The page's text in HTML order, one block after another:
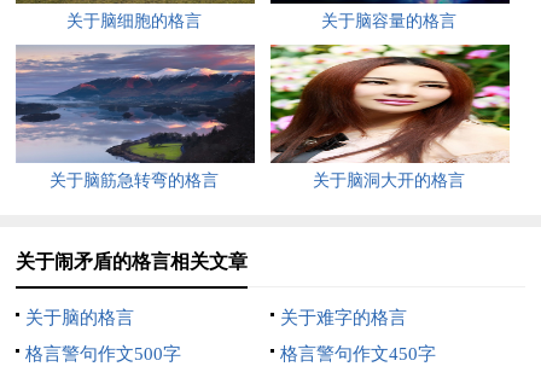
1、化干戈为玉帛——《淮南子·原道训》2、进一步头破血流，
退一步海阔天空。
——俗语3、 惟宽可以容人，惟厚可以载物。
——薛日宣4、生活中有许多这样的场合：你打算用忿恨去实现
的目标，完全可能由宽恕去实现的目标，完全可能由宽恕去实
〈左传〉 你的认可是我解答的动力，请采纳
关于家庭矛盾的名人名言
亲人不睦家必败。
关于脑细胞的格言 关于脑容量的格言
关于脑筋急转弯的格言 关于脑洞大开的格言
关于闹矛盾的格言相关文章
关于脑的格言
关于难字的格言
格言警句作文500字
格言警句作文450字